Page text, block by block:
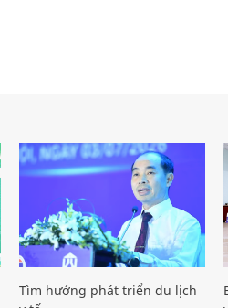
Tìm hướng phát triển du lịch